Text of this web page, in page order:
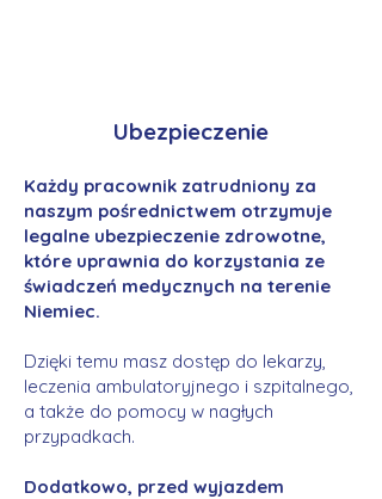
Ubezpieczenie
Każdy pracownik zatrudniony za
naszym pośrednictwem otrzymuje
legalne ubezpieczenie zdrowotne,
które uprawnia do korzystania ze
świadczeń medycznych na terenie
Niemiec.
Dzięki temu masz dostęp do lekarzy,
leczenia ambulatoryjnego i szpitalnego,
a także do pomocy w nagłych
przypadkach.
Dodatkowo, przed wyjazdem